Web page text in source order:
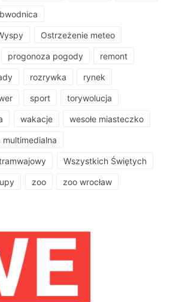
Ostrzeżenie meteo
progonoza pogody remont
rozrywka rynek
sport torywolucja
wakacje wesołe miasteczko
multimedialna
Wszystkich Świętych
zoo zoo wrocław